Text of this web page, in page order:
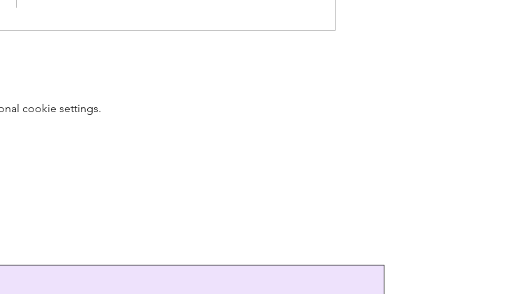
cookie settings.